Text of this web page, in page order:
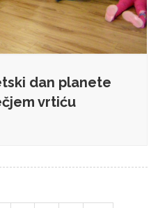
dan planete
vrtiću